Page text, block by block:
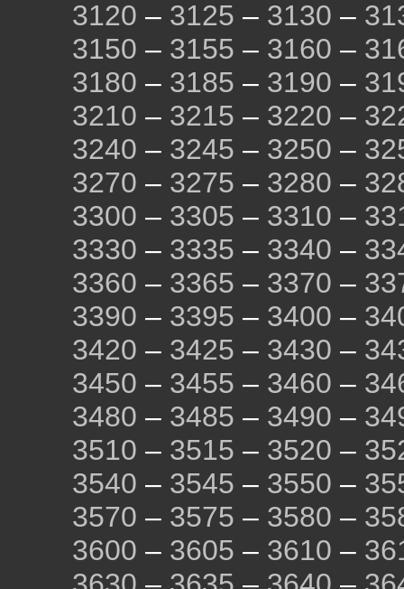
3120 – 3125 – 3130 –
3150 – 3155 – 3160 –
3180 – 3185 – 3190 –
3210 – 3215 – 3220 –
3240 – 3245 – 3250 –
3270 – 3275 – 3280 –
3300 – 3305 – 3310 –
3330 – 3335 – 3340 –
3360 – 3365 – 3370 –
3390 – 3395 – 3400 –
3420 – 3425 – 3430 –
3450 – 3455 – 3460 –
3480 – 3485 – 3490 –
3510 – 3515 – 3520 –
3540 – 3545 – 3550 –
3570 – 3575 – 3580 –
3600 – 3605 – 3610 –